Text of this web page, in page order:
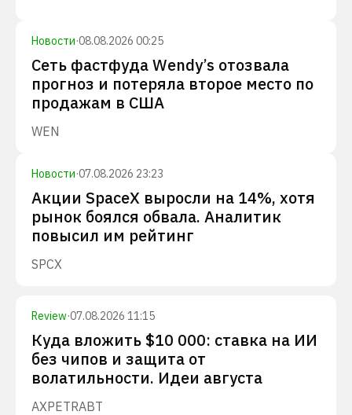
Новости·08.08.2026 00:25
Сеть фастфуда Wendy’s отозвала
прогноз и потеряла второе место по
продажам в США
WEN
Новости·07.08.2026 23:23
Акции SpaceX выросли на 14%, хотя
рынок боялся обвала. Аналитик
повысил им рейтинг
SPCX
Review·07.08.2026 11:15
Куда вложить $10 000: ставка на ИИ
без чипов и защита от
волатильности. Идеи августа
AXPETRABT